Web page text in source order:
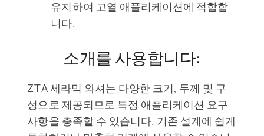
유지하여 고열 애플리케이션에 적합합
니다.
소개를 사용합니다:
ZTA 세라믹 와셔는 다양한 크기, 두께 및 구
성으로 제공되므로 특정 애플리케이션 요구
사항을 충족할 수 있습니다. 기존 설계에 쉽게